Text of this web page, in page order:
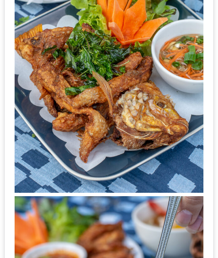
1
พา
เพื่อน
มา
ม่วน
กั๋น
บน
INSTAGRAM
รวม
โปร
โม
ชั่
นวัน
แม่
แห่ง
ชาติ
2557